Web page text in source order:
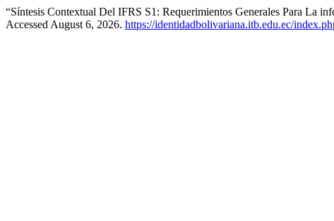
“Síntesis Contextual Del IFRS S1: Requerimientos Generales Para La
Accessed August 6, 2026. https://identidadbolivariana.itb.edu.ec/